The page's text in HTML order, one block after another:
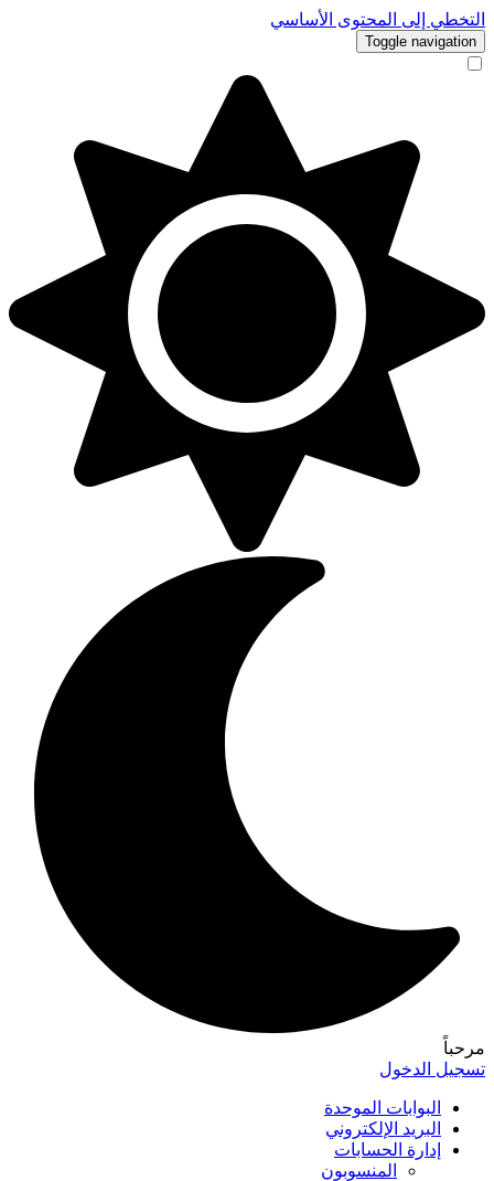
التخطي إلى المحتوى الأساسي
Toggle navigation
مرحباً
تسجيل الدخول
البوابات الموحدة
البريد الإلكتروني
إدارة الحسابات
المنسوبون